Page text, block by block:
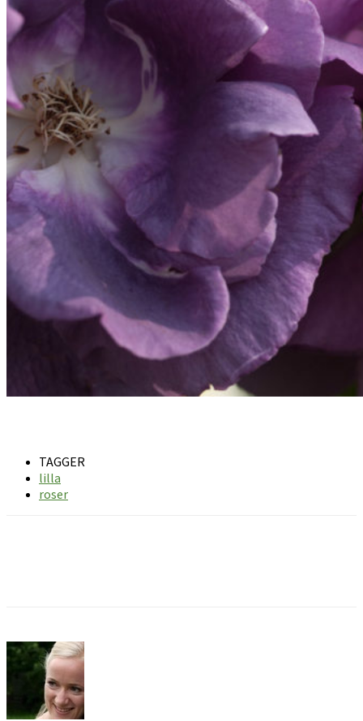
TAGGER
lilla
roser